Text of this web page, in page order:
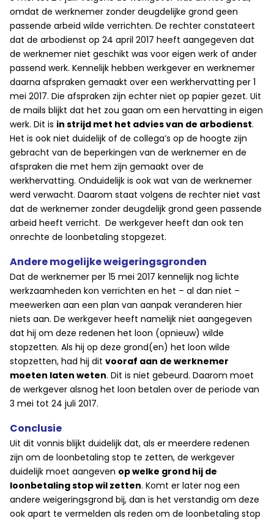
omdat de werknemer zonder deugdelijke grond geen
passende arbeid wilde verrichten. De rechter constateert
dat de arbodienst op 24 april 2017 heeft aangegeven dat
de werknemer niet geschikt was voor eigen werk of ander
passend werk. Kennelijk hebben werkgever en werknemer
daarna afspraken gemaakt over een werkhervatting per 1
mei 2017. Die afspraken zijn echter niet op papier gezet. Uit
de mails blijkt dat het zou gaan om een hervatting in eigen
werk. Dit is in strijd met het advies van de arbodienst.
Het is ook niet duidelijk of de collega’s op de hoogte zijn
gebracht van de beperkingen van de werknemer en de
afspraken die met hem zijn gemaakt over de
werkhervatting. Onduidelijk is ook wat van de werknemer
werd verwacht. Daarom staat volgens de rechter niet vast
dat de werknemer zonder deugdelijk grond geen passende
arbeid heeft verricht. De werkgever heeft dan ook ten
onrechte de loonbetaling stopgezet.
Andere mogelijke weigeringsgronden
Dat de werknemer per 15 mei 2017 kennelijk nog lichte
werkzaamheden kon verrichten en het – al dan niet –
meewerken aan een plan van aanpak veranderen hier
niets aan. De werkgever heeft namelijk niet aangegeven
dat hij om deze redenen het loon (opnieuw) wilde
stopzetten. Als hij op deze grond(en) het loon wilde
stopzetten, had hij dit vooraf aan de werknemer
moeten laten weten. Dit is niet gebeurd. Daarom moet
de werkgever alsnog het loon betalen over de periode van
3 mei tot 24 juli 2017.
Conclusie
Uit dit vonnis blijkt duidelijk dat, als er meerdere redenen
zijn om de loonbetaling stop te zetten, de werkgever
duidelijk moet aangeven op welke grond hij de
loonbetaling stop wil zetten. Komt er later nog een
andere weigeringsgrond bij, dan is het verstandig om deze
ook apart te vermelden als reden om de loonbetaling stop